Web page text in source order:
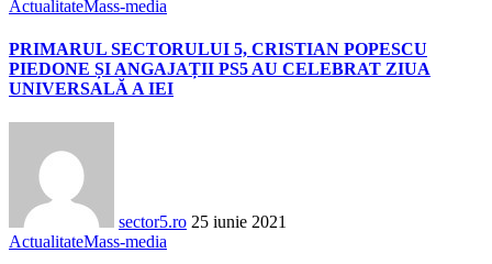
ActualitateMass-media
PRIMARUL SECTORULUI 5, CRISTIAN POPESCU
PIEDONE ȘI ANGAJAȚII PS5 AU CELEBRAT ZIUA
UNIVERSALĂ A IEI
sector5.ro 25 iunie 2021
ActualitateMass-media